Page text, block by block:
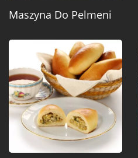
Maszyna Do Pelmeni